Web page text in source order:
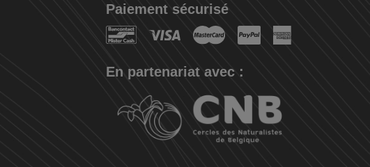
Paiement sécurisé
En partenariat avec :